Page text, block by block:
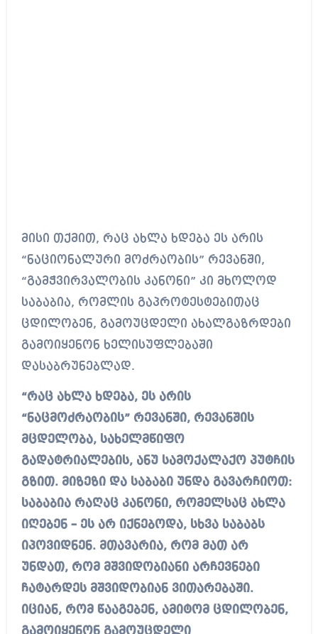
მისი თქმით, რაც ახლა ხდება ეს არის
“ნაციონალური მოძრაობის” რევანში,
“გამჭვირვალობის კანონი” კი მხოლოდ
საბაბია, რომლის გაპროტესტებითაც
ცდილობენ, გამოუცდელი ახალგაზრდები
გამოიყენონ ხელისუფლებაში
დასაბრუნებლად.
“რაც ახლა ხდება, ეს არის
“ნაცმოძრაობის” რევანში, რევანშის
მცდელობა, სახელმწიფო
გადატრიალების, ანუ სამოქალაქო პუტჩის
გზით. მიზეზი და საბაბი უნდა გავარჩიოთ:
საბაბია რაღაც კანონი, რომელსაც ახლა
იღებენ – ეს არ იქნებოდა, სხვა საბაბს
იპოვიდნენ. მთავარია, რომ მათ არ
უნდათ, რომ მშვიდობიანი არჩევნები
ჩატარდეს მშვიდობიან ვითარებაში.
იციან, რომ წააგებენ, ამიტომ ცდილობენ,
გამოიყენონ გამოუცდელი